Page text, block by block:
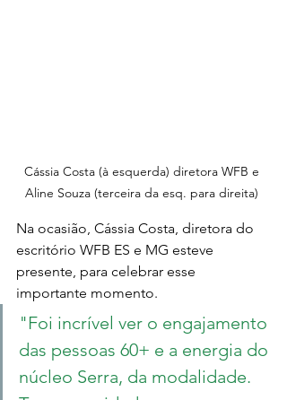
Cássia Costa (à esquerda) diretora WFB e
Aline Souza (terceira da esq. para direita)
Na ocasião, Cássia Costa, diretora do
escritório WFB ES e MG esteve
presente, para celebrar esse
importante momento.
"Foi incrível ver o engajamento
das pessoas 60+ e a energia do
núcleo Serra, da modalidade.